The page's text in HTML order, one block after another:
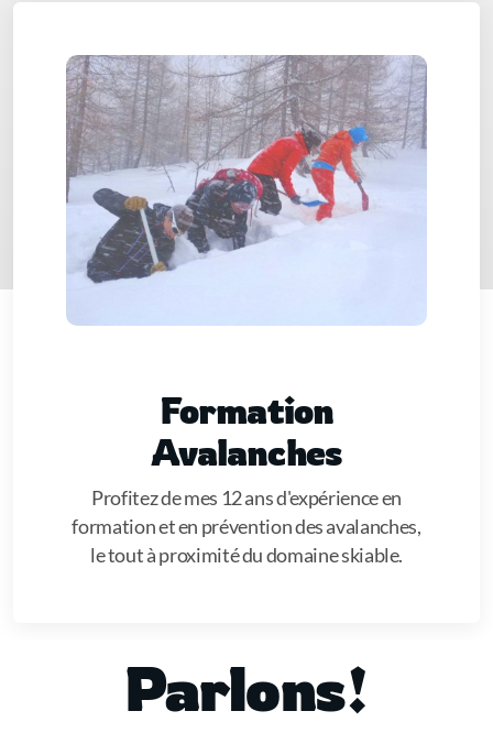
Formation
Avalanches
Profitez de mes 12 ans d'expérience en
formation et en prévention des avalanches,
le tout à proximité du domaine skiable.
Parlons!